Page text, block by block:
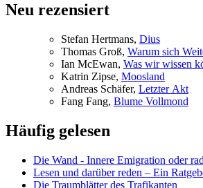
Neu rezensiert
Ste­fan Hertmans, Di­us
Tho­mas Groß, War­um sich
Ian McE­wan, Was wir wis­sen
Kat­rin Zip­se, Moos­land
An­dre­as Schä­fer, Letz­ter Akt
Fang Fang, Blu­me Vollmond
Häufig gelesen
Die Wand - Innere Emigration oder
Lesen und darüber reden – Ein
Die Traumblätter des Trafikanten